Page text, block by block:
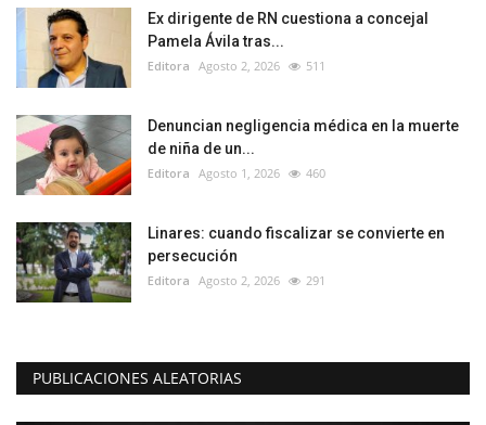
Ex dirigente de RN cuestiona a concejal
Pamela Ávila tras...
Editora Agosto 2, 2026 511
Denuncian negligencia médica en la muerte
de niña de un...
Editora Agosto 1, 2026 460
Linares: cuando fiscalizar se convierte en
persecución
Editora Agosto 2, 2026 291
PUBLICACIONES ALEATORIAS